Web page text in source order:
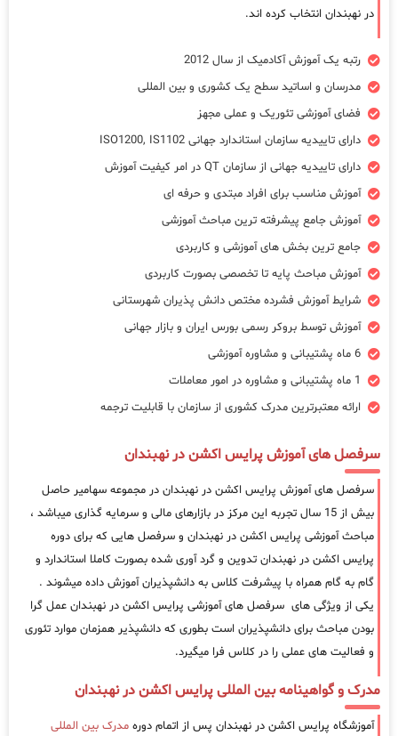
در نهبندان انتخاب کرده اند.
رتبه یک آموزش آکادمیک از سال 2012
مدرسان و اساتید سطح یک کشوری و بین المللی
فضای آموزشی تئوریک و عملی مجهز
دارای تاییدیه سازمان استاندارد جهانی ISO1200, IS1102
دارای تاییدیه جهانی از سازمان QT در امر کیفیت آموزش
آموزش مناسب برای افراد مبتدی و حرفه ای
آموزش جامع پیشرفته ترین مباحث آموزشی
جامع ترین بخش های آموزشی و کاربردی
آموزش مباحث پایه تا تخصصی بصورت کاربردی
شرایط آموزش فشرده مختص دانش پذیران شهرستانی
آموزش توسط بروکر رسمی بورس ایران و بازار جهانی
6 ماه پشتیبانی و مشاوره آموزشی
1 ماه پشتیبانی و مشاوره در امور معاملات
ارائه معتبرترین مدرک کشوری از سازمان با قابلیت ترجمه
سرفصل های آموزش پرایس اکشن در نهبندان
سرفصل های آموزش پرایس اکشن در نهبندان در مجموعه سهامیر حاصل
بیش از 15 سال تجربه این مرکز در بازارهای مالی و سرمایه گذاری میباشد ،
مباحث آموزشی پرایس اکشن در نهبندان و سرفصل هایی که برای دوره
پرایس اکشن در نهبندان تدوین و گرد آوری شده بصورت کاملا استاندارد و
گام به گام همراه با پیشرفت کلاس به دانشپذیران آموزش داده میشوند .
یکی از ویژگی های سرفصل های آموزشی پرایس اکشن در نهبندان عمل گرا
بودن مباحث برای دانشپذیران است بطوری که دانشپذیر همزمان موارد تئوری
و فعالیت های عملی را در کلاس فرا میگیرد.
مدرک و گواهینامه بین المللی پرایس اکشن در نهبندان
آموزشگاه پرایس اکشن در نهبندان پس از اتمام دوره مدرک بین المللی